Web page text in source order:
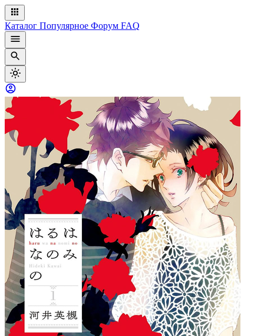
Каталог Популярное Форум FAQ